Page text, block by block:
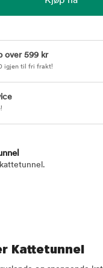
over 599 kr
igjen til fri frakt!
Kattetunnel